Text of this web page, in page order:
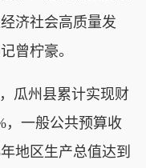
济社会高质量发
曾柠豪。
瓜州县累计实现财
，一般公共预算收
地区生产总值达到